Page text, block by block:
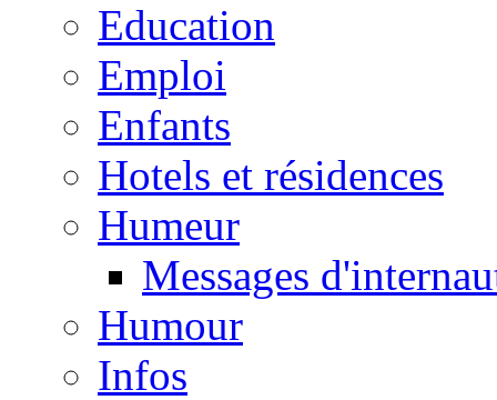
Education
Emploi
Enfants
Hotels et résidences
Humeur
Messages
Humour
Infos